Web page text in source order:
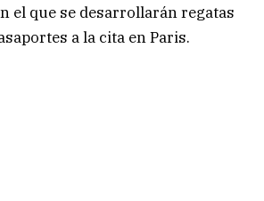
el que se desarrollarán regatas
a la cita en Paris.